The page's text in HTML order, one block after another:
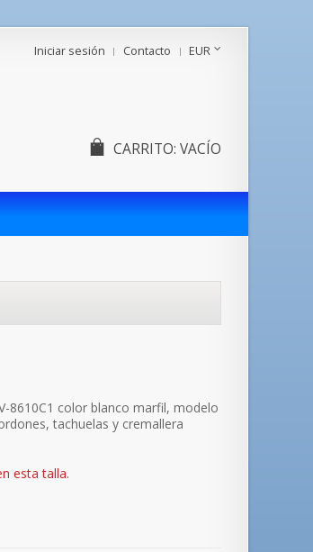
EUR
Contacto
Iniciar sesión
CARRITO: VACÍO
8610C1 color blanco marfil, modelo
tachuelas y cremallera
esta talla.